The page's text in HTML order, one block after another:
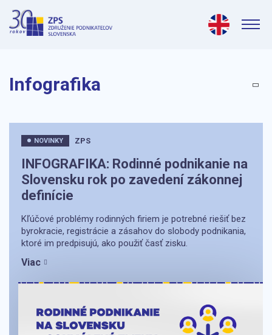
Infografika
NOVINKY ZPS
INFOGRAFIKA: Rodinné podnikanie na
Slovensku rok po zavedení zákonnej
definície
Kľúčové problémy rodinných firiem je potrebné riešiť bez
byrokracie, registrácie a zásahov do slobody podnikania,
ktoré im predpisujú, ako použiť časť zisku.
Viac